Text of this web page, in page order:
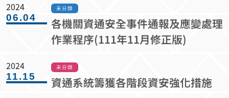
2024
06.04
未分類
各機關資通安全事件通報及應變處理
作業程序(111年11月修正版)
2024
11.15
未分類
資通系統籌獲各階段資安強化措施